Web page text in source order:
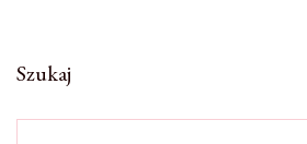
Szukaj